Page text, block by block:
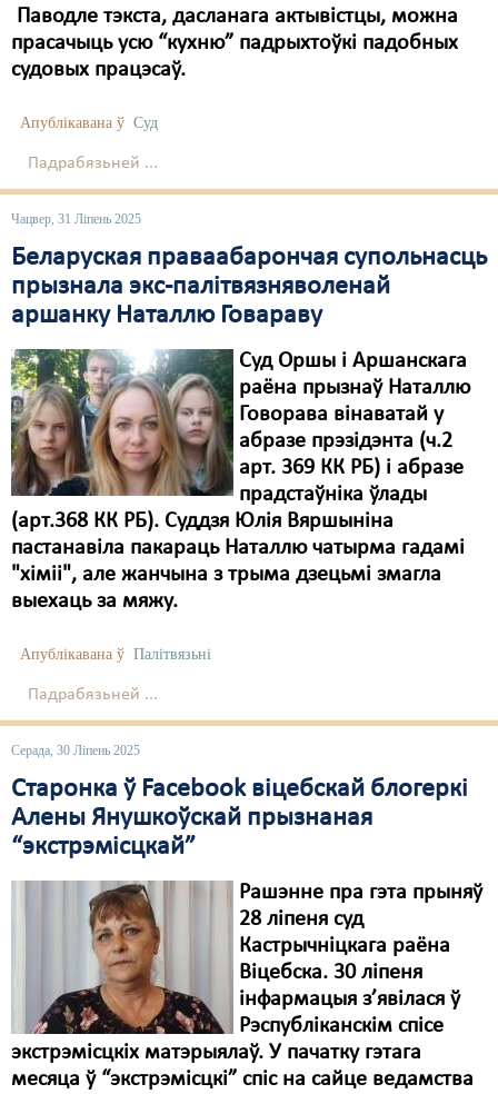
Паводле тэкста, дасланага актывістцы, можна
прасачыць усю “кухню” падрыхтоўкі падобных
судовых працэсаў.
Апублікавана ў Суд
Падрабязьней ...
Чацвер, 31 Ліпень 2025
Беларуская праваабарончая супольнасць
прызнала экс-палітвязняволенай
аршанку Наталлю Говараву
Суд Оршы і Аршанскага
раёна прызнаў Наталлю
Говорава вінаватай у
абразе прэзідэнта (ч.2
арт. 369 КК РБ) і абразе
прадстаўніка ўлады
(арт.368 КК РБ). Суддзя Юлія Вяршыніна
пастанавіла пакараць Наталлю чатырма гадамі
"хіміі", але жанчына з трыма дзецьмі змагла
выехаць за мяжу.
Апублікавана ў Палітвязьні
Падрабязьней ...
Серада, 30 Ліпень 2025
Старонкa ў Facebook віцебскай блогеркі
Алены Янушкоўскай прызнаная
“экстрэмісцкай”
Рашэнне пра гэта прыняў
28 ліпеня суд
Кастрычніцкага раёна
Віцебска. 30 ліпеня
інфармацыя з’явілася ў
Рэспубліканскім спісе
экстрэмісцкіх матэрыялаў. У пачатку гэтага
месяца ў “экстрэмісцкі” спіс на сайце ведамства